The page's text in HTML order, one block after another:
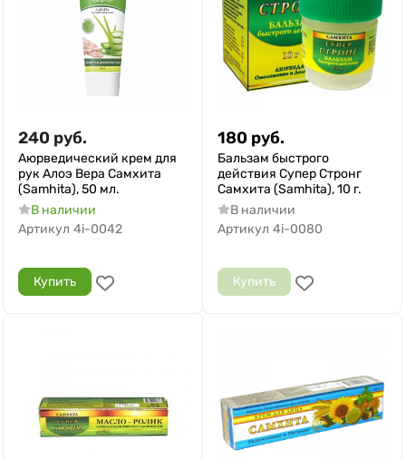
240 руб.
Аюрведический крем для
рук Алоэ Вера Самхита
(Samhita), 50 мл.
В наличии
Артикул 4i-0042
Купить
180 руб.
Бальзам быстрого
действия Супер Стронг
Самхита (Samhita), 10 г.
В наличии
Артикул 4i-0080
Купить